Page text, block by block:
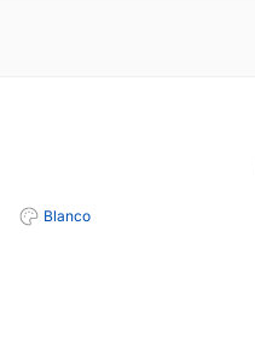
Blanco